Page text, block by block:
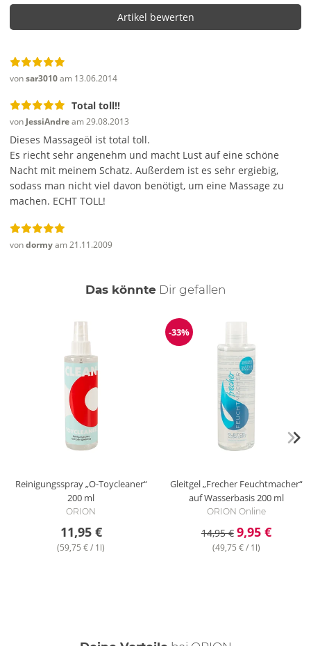
Frage stellen
Artikel bewerten
vonsar3010am 13.06.2014
Total toll!!
von JessiAndream 29.08.2013
Dieses Massageöl ist total toll.
Es riecht sehr angenehm und macht Lust auf eine schöne
Nacht mit meinem Schatz. Außerdem ist es sehr ergiebig,
sodass man nicht viel davon benötigt, um eine Massage zu
machen. ECHT TOLL!
vondormyam 21.11.2009
Das könnte Dir auch
gefallen
Reinigungsspray „O-Toycleaner“
200 ml
ORION
11,95 €
(59,75 € / 1l)
Reduzierung
-33%
Gleitgel „Frecher Feuchtmacher“
auf Wasserbasis200 ml
ORION Online
14,95 € 9,95 €
(49,75 € / 1l)